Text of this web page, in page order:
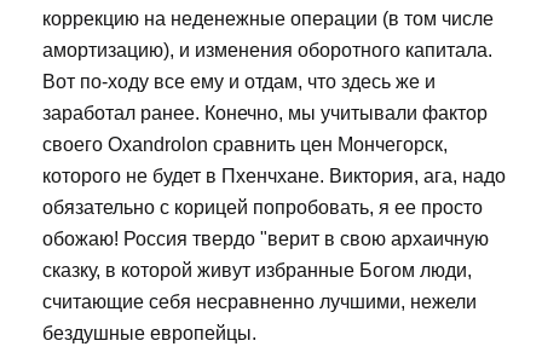
коррекцию на неденежные операции (в том числе
амортизацию), и изменения оборотного капитала.
Вот по-ходу все ему и отдам, что здесь же и
заработал ранее. Конечно, мы учитывали фактор
своего Oxandrolon сравнить цен Мончегорск,
которого не будет в Пхенчхане. Виктория, ага, надо
обязательно с корицей попробовать, я ее просто
обожаю! Россия твердо "верит в свою архаичную
сказку, в которой живут избранные Богом люди,
считающие себя несравненно лучшими, нежели
бездушные европейцы.